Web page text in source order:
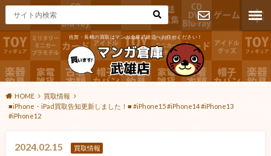
佐賀・長崎の買取はマンガ倉庫武雄店へお任せください！
お問い合わ
せ
HOME
買取情報
■iPhone・iPad買取告知更新しました！■ #iPhone15 #iPhone14 #iPhone13
#iPhone12
2024.02.15 買取情報